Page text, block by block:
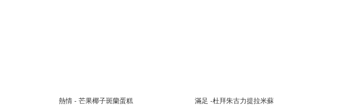
熱情 - 芒果椰子斑蘭蛋糕 滿足 -杜拜朱古力提拉米蘇